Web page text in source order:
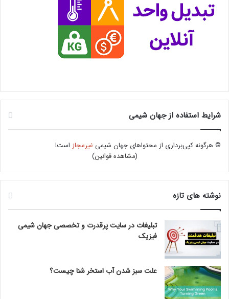
شرایط استفاده از جهان شیمی
© هرگونه کپی‌برداری از محتواهای جهان شیمیغیرمجاز است!
(مشاهده قوانین)
نوشته های تازه
تبلیغات در سایت پرقدرت و تخصصی جهان شیمی
فیزیک
علت سبز شدن آب استخر شنا چیست؟